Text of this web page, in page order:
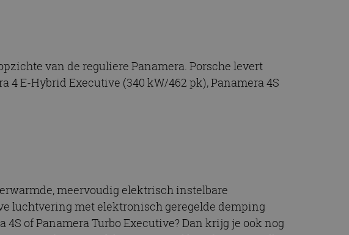
van de reguliere Panamera. Porsche levert
4 E-Hybrid Executive (340 kW/462 pk), Panamera 4S
meervoudig elektrisch instelbare
luchtvering met elektronisch geregelde demping
of Panamera Turbo Executive? Dan krijg je ook nog